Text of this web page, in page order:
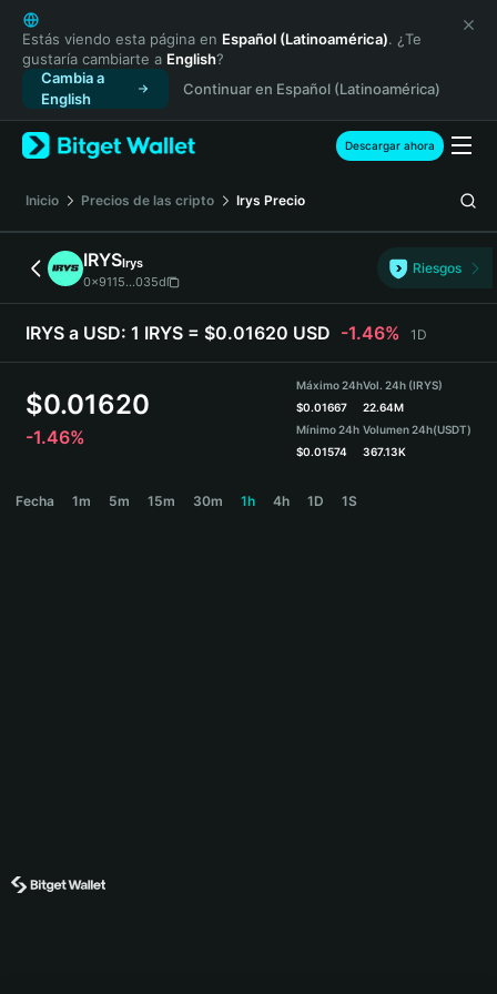
English
日本語
Tiếng Việt
Русский
Español (Latinoamérica)
Türkçe
Français
Deutsch
简体中文
繁體中文
Português (Portugal)
Bahasa Indonesia
ภาษาไทย
Español
Español (Argentina)
Estás viendo esta página en Español (Latinoamérica). ¿Te
gustaría cambiarte a English?
Cambia a
English
Continuar en Español (Latinoamérica)
Descargar ahora
Inicio Precios de las cripto Irys Precio
IRYSIrys
0x9115...035d
Riesgos
IRYS a USD: 1 IRYS = $0.01620 USD -1.46% 1D
$0.01620
-1.46%
Máximo 24h
$0.01667
Mínimo 24h
$0.01574
Vol. 24h (IRYS)
22.64M
Volumen 24h(USDT)
367.13K
Fecha 1m 5m 15m 30m 1h 4h 1D 1S